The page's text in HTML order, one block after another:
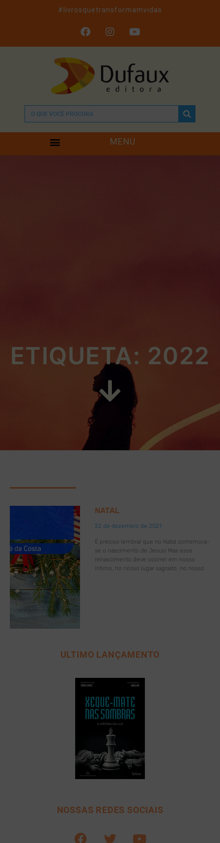
#livrosquetransformamvidas
MENU
ETIQUETA: 2022
NATAL
22 de dezembro de 2021
É preciso lembrar que no Natal comemora-
se o nascimento de Jesus! Mas esse
renascimento deve ocorrer em nosso
íntimo, no nosso lugar sagrado, no nosso
ULTIMO LANÇAMENTO
NOSSAS REDES SOCIAIS